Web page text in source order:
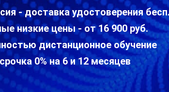
- доставка удостоверения
низкие цены - от 16 900 руб.
дистанционное обучение
0% на 6 и 12 месяцев